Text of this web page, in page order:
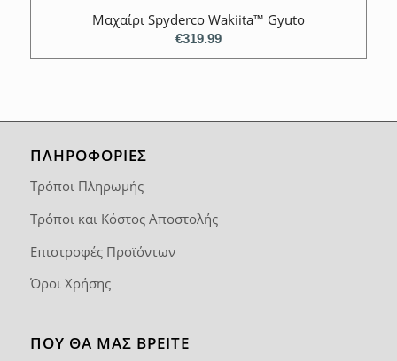
Μαχαίρι Spyderco Wakiita™ Gyuto
€319.99
ΠΛΗΡΟΦΟΡΙΕΣ
Τρόποι Πληρωμής
Τρόποι και Κόστος Αποστολής
Επιστροφές Προϊόντων
Όροι Χρήσης
ΠΟΥ ΘΑ ΜΑΣ ΒΡΕΊΤΕ